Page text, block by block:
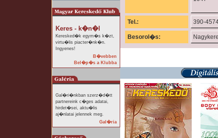
Keres - k�n�l
Keresked�k egym�s k�zt,
virtu�lis piacter�nk�n.
Ingyenes!
B�vebben
Bel�p�s a Klubba
Gal�ri�nkban szerz�d�tt
partnereink c�ges adatai,
hirdet�sei, aktu�lis
aj�nlatai jelennek meg.
Gal�ria
Tel.: 390-
Besorol�s: